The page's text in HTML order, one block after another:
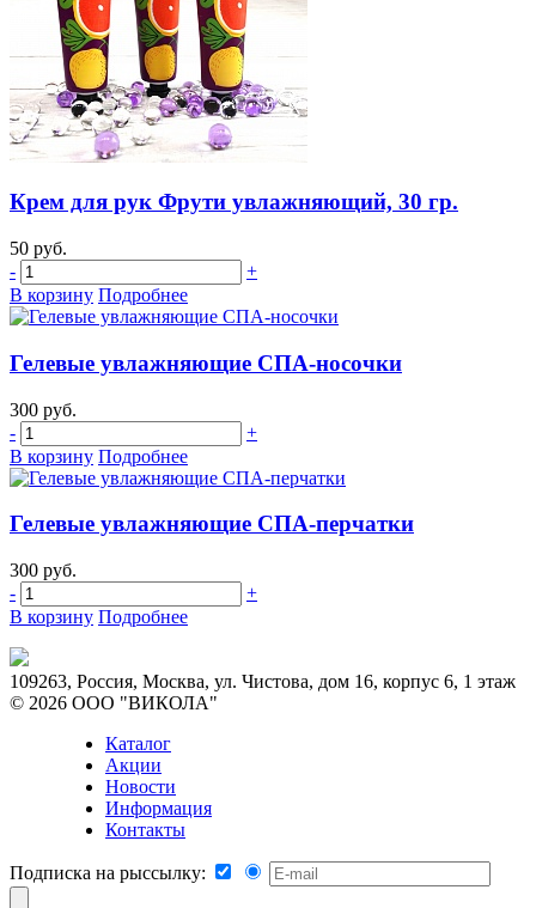
Крем для рук Фрути увлажняющий, 30 гр.
50 руб.
-
+
В корзину Подробнее
Гелевые увлажняющие СПА-носочки
300 руб.
-
+
В корзину Подробнее
Гелевые увлажняющие СПА-перчатки
300 руб.
-
+
В корзину Подробнее
109263, Россия, Москва, ул. Чистова, дом 16, корпус 6, 1 этаж
© 2026 ООО "ВИКОЛА"
Каталог
Акции
Новости
Информация
Контакты
Подписка на рыссылку: